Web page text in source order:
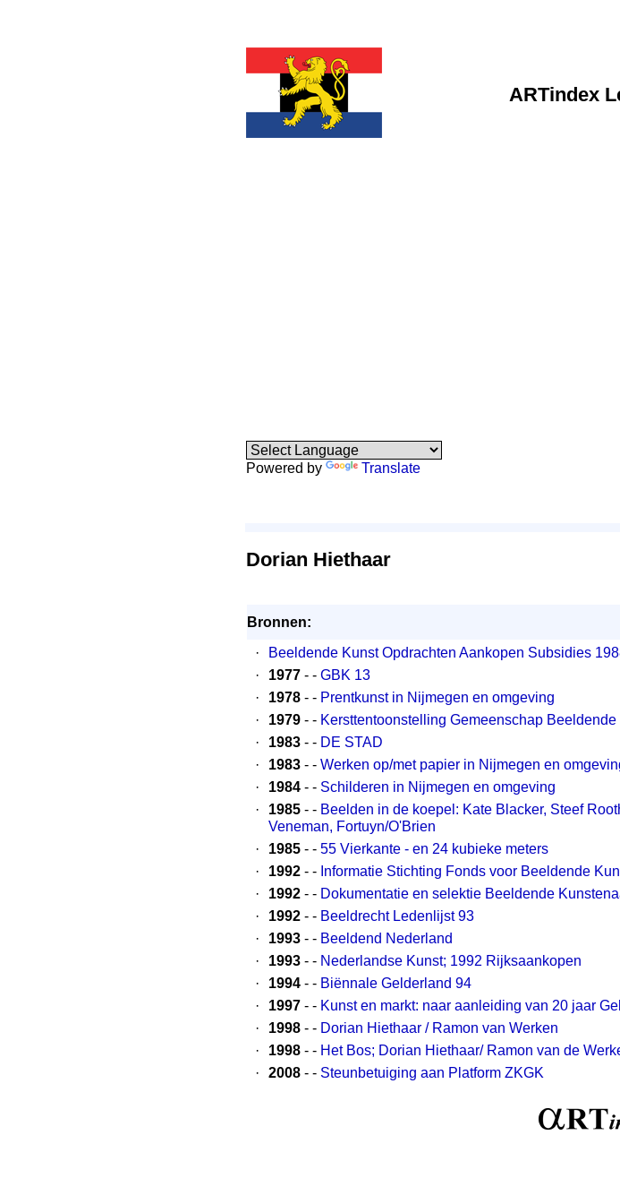
ARTindex
Powered by Translate
Dorian Hiethaar
Bronnen:
·
Beeldende Kunst Opdrachten Aankopen Subsidies
·
1977 - - GBK 13
·
1978 - - Prentkunst in Nijmegen en omgeving
·
1979 - - Kersttentoonstelling Gemeenschap
·
1983 - - DE STAD
·
1983 - - Werken op/met papier in Nijmegen en
·
1984 - - Schilderen in Nijmegen en omgeving
·
1985 - - Beelden in de koepel: Kate Blacker, Steef
Veneman, Fortuyn/O'Brien
·
1985 - - 55 Vierkante - en 24 kubieke meters
·
1992 - - Informatie Stichting Fonds voor Beeldende
·
1992 - - Dokumentatie en selektie Beeldende
·
1992 - - Beeldrecht Ledenlijst 93
·
1993 - - Beeldend Nederland
·
1993 - - Nederlandse Kunst; 1992 Rijksaankopen
·
1994 - - Biënnale Gelderland 94
·
1997 - - Kunst en markt: naar aanleiding van 20 jaar
·
1998 - - Dorian Hiethaar / Ramon van Werken
·
1998 - - Het Bos; Dorian Hiethaar/ Ramon van de
·
2008 - - Steunbetuiging aan Platform ZKGK